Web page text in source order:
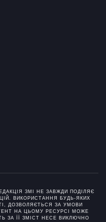
ЗМІ НЕ ЗАВЖДИ ПОДІЛЯЄ
ВИКОРИСТАННЯ БУДЬ-ЯКИХ
ДОЗВОЛЯЄТЬСЯ ЗА УМОВИ
НА ЦЬОМУ РЕСУРСІ МОЖЕ
ЗА ЇЇ ЗМІСТ НЕСЕ ВИКЛЮЧНО